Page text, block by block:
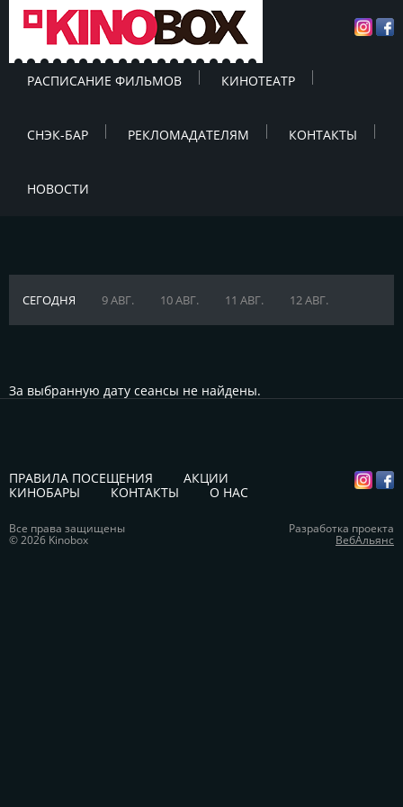
РАСПИСАНИЕ ФИЛЬМОВ КИНОТЕАТР
СНЭК-БАР РЕКЛОМАДАТЕЛЯМ КОНТАКТЫ
НОВОСТИ
СЕГОДНЯ 9 АВГ. 10 АВГ. 11 АВГ. 12 АВГ.
За выбранную дату сеансы не найдены.
ПРАВИЛА ПОСЕЩЕНИЯ
АКЦИИ
КИНОБАРЫ
КОНТАКТЫ О НАС
Все права защищены
© 2026 Kinobox
Разработка проекта
ВебАльянс